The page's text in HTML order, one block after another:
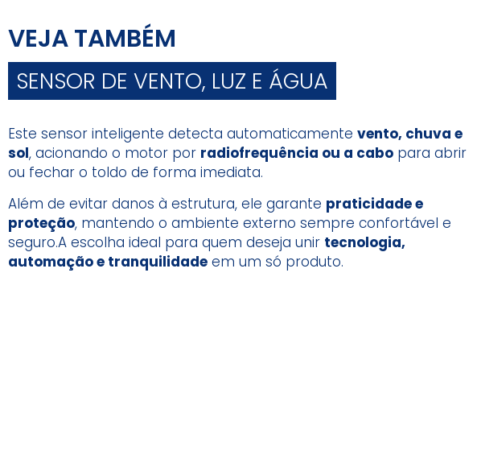
VEJA TAMBÉM
SENSOR DE VENTO, LUZ E ÁGUA
Este sensor inteligente detecta automaticamente vento, chuva e
sol, acionando o motor por radiofrequência ou a cabo para abrir
ou fechar o toldo de forma imediata.
Além de evitar danos à estrutura, ele garante praticidade e
proteção, mantendo o ambiente externo sempre confortável e
seguro.A escolha ideal para quem deseja unir tecnologia,
automação e tranquilidade em um só produto.